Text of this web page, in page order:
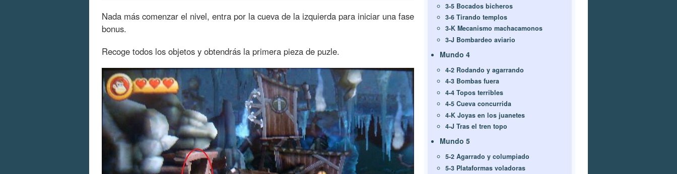
Nada más comenzar el nivel, entra por la cueva de la izquierda para iniciar una fase
bonus.
Recoge todos los objetos y obtendrás la primera pieza de puzle.
3-5 Bocados bicheros
3-6 Tirando templos
3-K Mecanismo machacamonos
3-J Bombardeo aviario
Mundo 4
4-2 Rodando y agarrando
4-3 Bombas fuera
4-4 Topos terribles
4-5 Cueva concurrida
4-K Joyas en los juanetes
4-J Tras el tren topo
Mundo 5
5-2 Agarrado y columpiado
5-3 Plataformas voladoras